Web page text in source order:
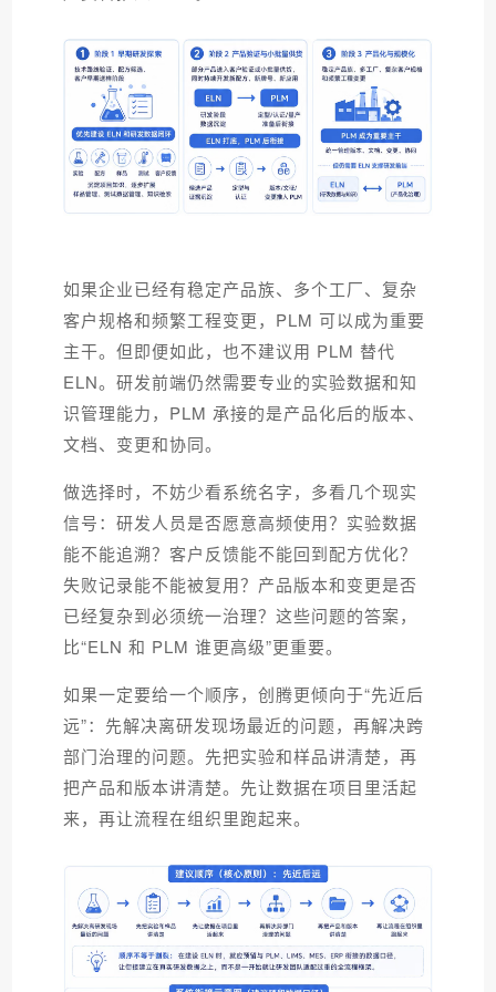
如果企业已经有稳定产品族、多个工厂、复杂
客户规格和频繁工程变更，PLM 可以成为重要
主干。但即便如此，也不建议用 PLM 替代
ELN。研发前端仍然需要专业的实验数据和知
识管理能力，PLM 承接的是产品化后的版本、
文档、变更和协同。
做选择时，不妨少看系统名字，多看几个现实
信号：研发人员是否愿意高频使用？实验数据
能不能追溯？客户反馈能不能回到配方优化？
失败记录能不能被复用？产品版本和变更是否
已经复杂到必须统一治理？这些问题的答案，
比“ELN 和 PLM 谁更高级”更重要。
如果一定要给一个顺序，创腾更倾向于“先近后
远”：先解决离研发现场最近的问题，再解决跨
部门治理的问题。先把实验和样品讲清楚，再
把产品和版本讲清楚。先让数据在项目里活起
来，再让流程在组织里跑起来。